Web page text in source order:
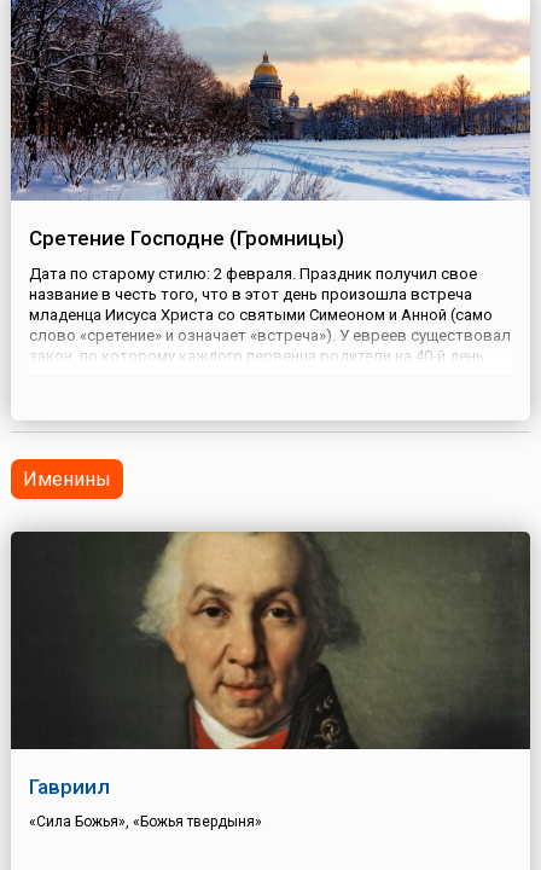
Сретение Господне (Громницы)
Дата по старому стилю: 2 февраля. Праздник получил свое
название в честь того, что в этот день произошла встреча
младенца Иисуса Христа со святыми Симеоном и Анной (само
слово «сретение» и означает «встреча»). У евреев существовал
закон, по которому каждого первенца родители на 40-й день
Именины
Гавриил
«Сила Божья», «Божья твердыня»